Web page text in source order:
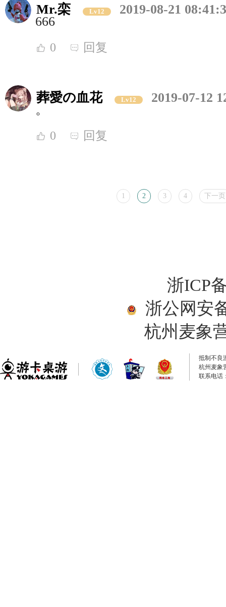
Mr.栾 Lv12
2019-08-21
666
0 回复
葬愛の血花 Lv12
2019-07-12
。
0 回复
1 2 3 4 下一页
浙ICP
浙公网安
杭州麦象
抵制不良
杭州麦象
联系电话